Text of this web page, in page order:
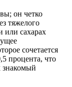
он четко
тяжелого
или сахарах
сочетается
процента, что
знакомый